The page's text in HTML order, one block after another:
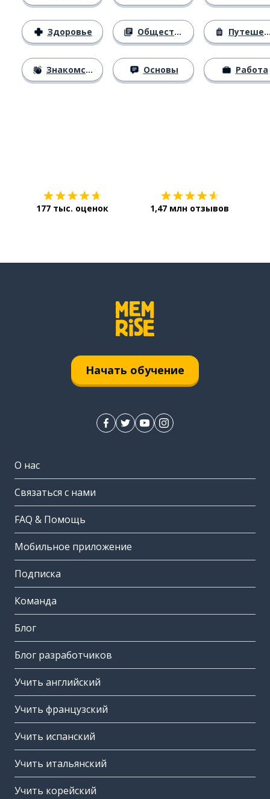
Здоровье
Знакомство
Общество
Основы
Путешествия
Работа
177 тыс. оценок 1,47 млн отзывов
Начать обучение
О нас
Связаться с нами
FAQ & Помощь
Мобильное приложение
Подписка
Команда
Блог
Блог разработчиков
Учить английский
Учить французский
Учить испанский
Учить итальянский
Учить корейский